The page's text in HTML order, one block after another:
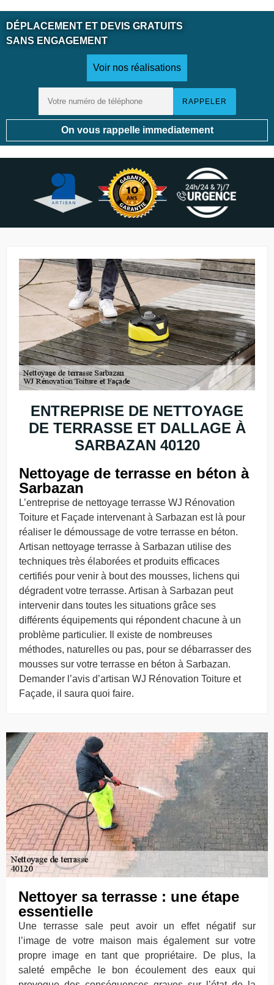
DÉPLACEMENT ET DEVIS GRATUITS
SANS ENGAGEMENT
Voir nos réalisations
On vous rappelle immediatement
ENTREPRISE DE NETTOYAGE
DE TERRASSE ET DALLAGE À
SARBAZAN 40120
Nettoyage de terrasse en béton à
Sarbazan
L’entreprise de nettoyage terrasse WJ Rénovation
Toiture et Façade intervenant à Sarbazan est là pour
réaliser le démoussage de votre terrasse en béton.
Artisan nettoyage terrasse à Sarbazan utilise des
techniques très élaborées et produits efficaces
certifiés pour venir à bout des mousses, lichens qui
dégradent votre terrasse. Artisan à Sarbazan peut
intervenir dans toutes les situations grâce ses
différents équipements qui répondent chacune à un
problème particulier. Il existe de nombreuses
méthodes, naturelles ou pas, pour se débarrasser des
mousses sur votre terrasse en béton à Sarbazan.
Demander l’avis d’artisan WJ Rénovation Toiture et
Façade, il saura quoi faire.
Nettoyer sa terrasse : une étape
essentielle
Une terrasse sale peut avoir un effet négatif sur
l’image de votre maison mais également sur votre
propre image en tant que propriétaire. De plus, la
saleté empêche le bon écoulement des eaux qui